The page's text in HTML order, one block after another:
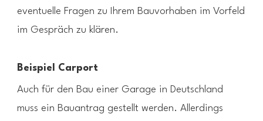
eventuelle Fragen zu Ihrem Bauvorhaben im Vorfeld
im Gespräch zu klären.
Beispiel Carport
Auch für den Bau einer Garage in Deutschland
muss ein Bauantrag gestellt werden. Allerdings